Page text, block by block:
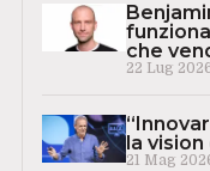
che
22 Lug
la vision
21 Mag